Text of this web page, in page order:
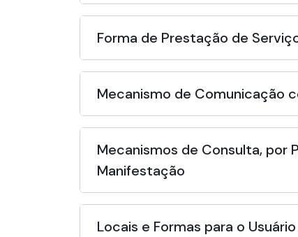
Forma de Prestação de
Mecanismo de Comunicação
Mecanismos de Consulta, por
Manifestação
Locais e Formas para o